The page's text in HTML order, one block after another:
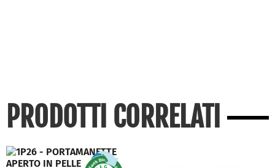
PRODOTTI CORRELATI